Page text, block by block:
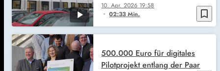
bookmark_border
10. Apr. 2026 19:58
02:33 Min.
500.000 Euro für digitales
Pilotprojekt entlang der Paar